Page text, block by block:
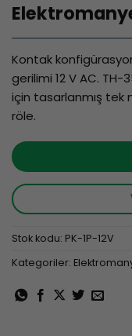
Kontak
gerilimi 12 V AC.
için tasarlanmış
röle.
Stok kodu: PK-1P-12V
Kategoriler: